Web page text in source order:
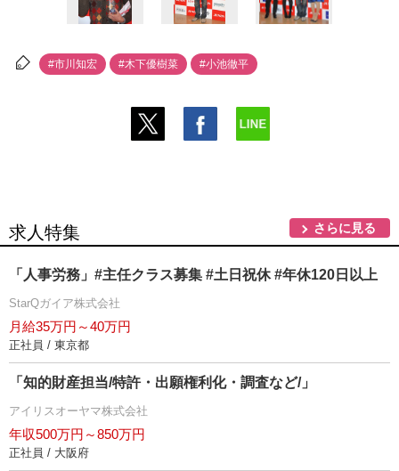
#市川知宏 #木下優樹菜 #小池徹平
求人特集 さらに見る
「人事労務」#主任クラス募集 #土日祝休 #年休120日以上
StarQガイア株式会社
月給35万円～40万円
正社員 / 東京都
「知的財産担当/特許・出願権利化・調査など/」
アイリスオーヤマ株式会社
年収500万円～850万円
正社員 / 大阪府